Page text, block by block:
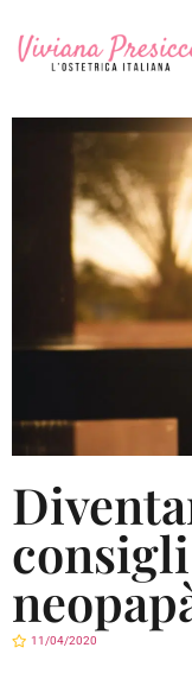
11/04/2020